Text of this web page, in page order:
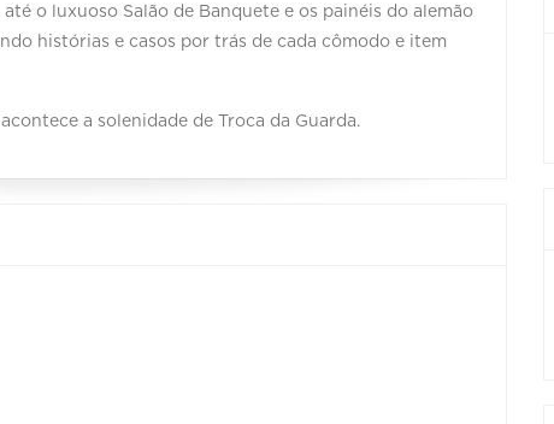
o luxuoso Salão de Banquete e os painéis do alemão
histórias e casos por trás de cada cômodo e item
a solenidade de Troca da Guarda.